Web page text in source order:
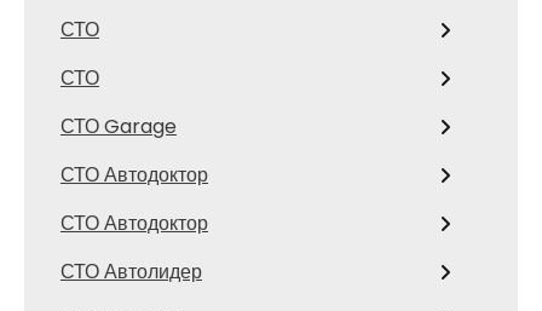
СТО
СТО
СТО Garage
СТО Автодоктор
СТО Автодоктор
СТО Автолидер